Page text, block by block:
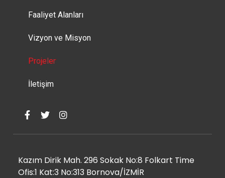
Faaliyet Alanları
Vizyon ve Misyon
Projeler
İletişim
Kazım Dirik Mah. 296 Sokak No:8 Folkart Time
Ofis:1 Kat:3 No:313 Bornova/İZMİR